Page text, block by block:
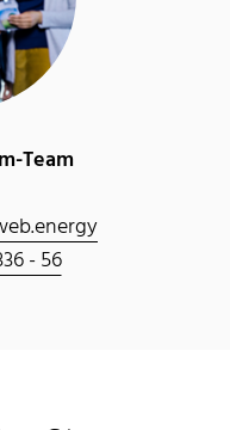
Team
- 56